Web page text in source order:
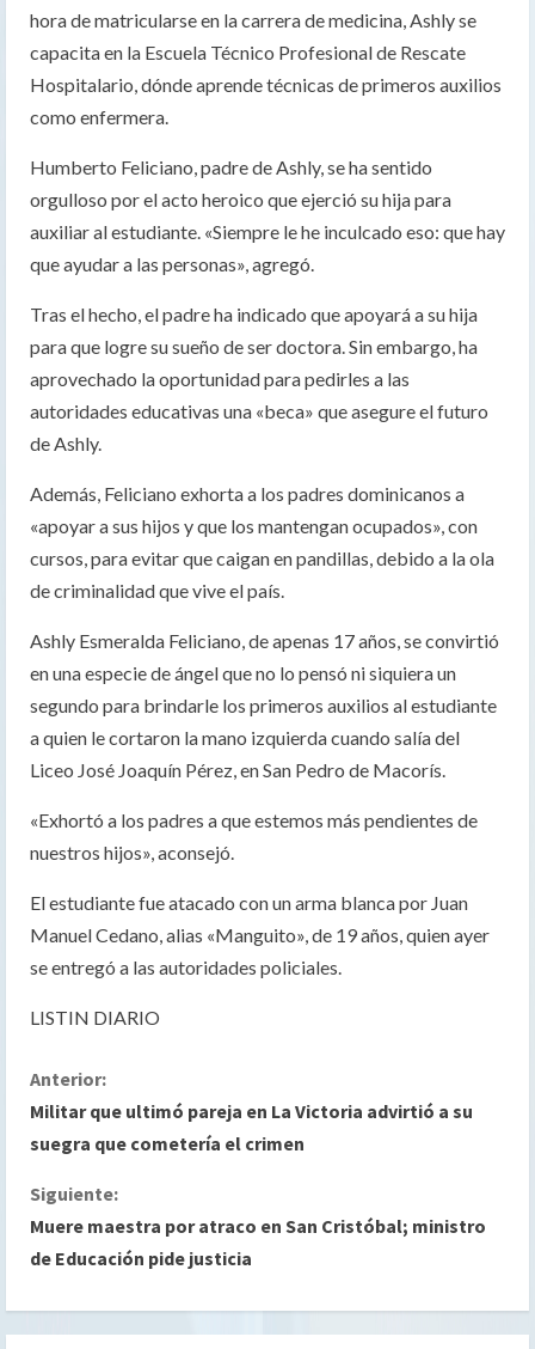
hora de matricularse en la carrera de medicina, Ashly se
capacita en la Escuela Técnico Profesional de Rescate
Hospitalario, dónde aprende técnicas de primeros auxilios
como enfermera.
Humberto Feliciano, padre de Ashly, se ha sentido
orgulloso por el acto heroico que ejerció su hija para
auxiliar al estudiante. «Siempre le he inculcado eso: que hay
que ayudar a las personas», agregó.
Tras el hecho, el padre ha indicado que apoyará a su hija
para que logre su sueño de ser doctora. Sin embargo, ha
aprovechado la oportunidad para pedirles a las
autoridades educativas una «beca» que asegure el futuro
de Ashly.
Además, Feliciano exhorta a los padres dominicanos a
«apoyar a sus hijos y que los mantengan ocupados», con
cursos, para evitar que caigan en pandillas, debido a la ola
de criminalidad que vive el país.
Ashly Esmeralda Feliciano, de apenas 17 años, se convirtió
en una especie de ángel que no lo pensó ni siquiera un
segundo para brindarle los primeros auxilios al estudiante
a quien le cortaron la mano izquierda cuando salía del
Liceo José Joaquín Pérez, en San Pedro de Macorís.
«Exhortó a los padres a que estemos más pendientes de
nuestros hijos», aconsejó.
El estudiante fue atacado con un arma blanca por Juan
Manuel Cedano, alias «Manguito», de 19 años, quien ayer
se entregó a las autoridades policiales.
LISTIN DIARIO
S
i
g
u
l
Anterior:
Militar que ultimó pareja en La Victoria advirtió a su
suegra que cometería el crimen
Siguiente:
Muere maestra por atraco en San Cristóbal; ministro
de Educación pide justicia